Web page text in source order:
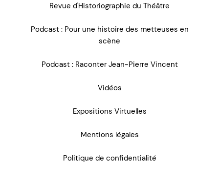
Revue d'Historiographie du Théâtre
Podcast : Pour une histoire des metteuses en
scène
Podcast : Raconter Jean-Pierre Vincent
Vidéos
Expositions Virtuelles
Mentions légales
Politique de confidentialité